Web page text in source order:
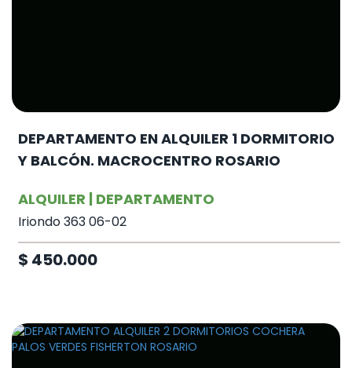
DEPARTAMENTO EN ALQUILER 1 DORMITORIO
Y BALCÓN. MACROCENTRO ROSARIO
ALQUILER | DEPARTAMENTO
Iriondo 363 06-02
$ 450.000